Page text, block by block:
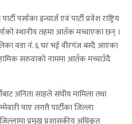
पर्साका इन्चार्ज एवं पार्टी प्रवेश राष्ट्रिय
स्थानीय तहमा आतँक मच्चाएका छन् ।
वडा नंं. ६ घर भई वीरगंज बस्दै आएका
हामिक सरुवाको नाममा आतँक मच्चाउँदै
अनिता साहले संघीय मामिला तथा
पाए लगत्तै पार्टीका जिल्ला
प्रमुख प्रशासकीय अधिकृत